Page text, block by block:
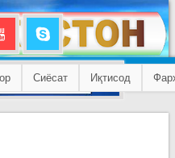
Сиёсат Иқтисод